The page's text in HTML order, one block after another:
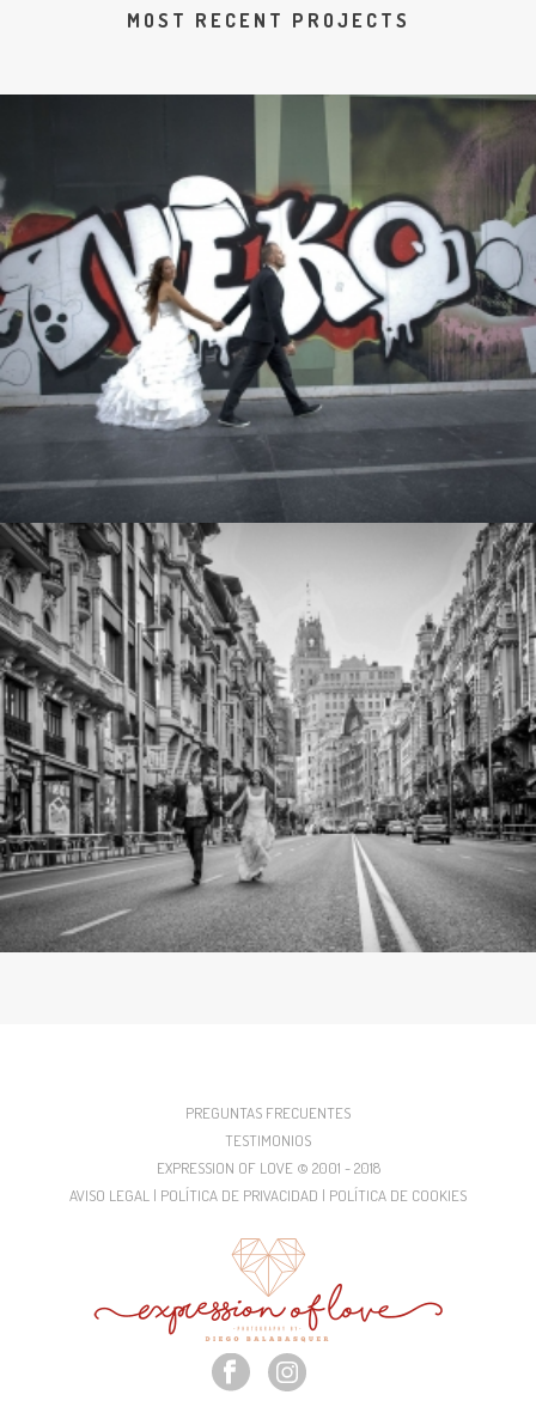
MOST RECENT PROJECTS
PREGUNTAS FRECUENTES
TESTIMONIOS
EXPRESSION OF LOVE © 2001 - 2018
AVISO LEGAL | POLÍTICA DE PRIVACIDAD | POLÍTICA DE COOKIES